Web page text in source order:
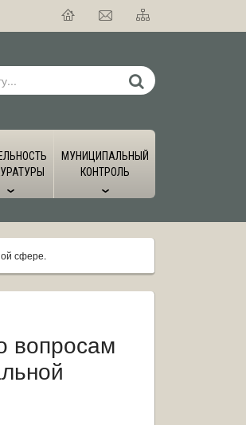
МУНИЦИПАЛЬНЫЙ
КОНТРОЛЬ
сфере.
вопросам